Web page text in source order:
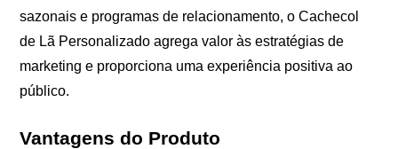
sazonais e programas de relacionamento, o Cachecol
de Lã Personalizado agrega valor às estratégias de
marketing e proporciona uma experiência positiva ao
público.
Vantagens do Produto